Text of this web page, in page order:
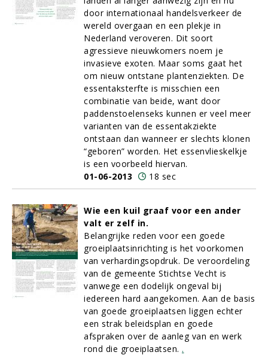
door internationaal handelsverkeer de
wereld overgaan en een plekje in
Nederland veroveren. Dit soort
agressieve nieuwkomers noem je
invasieve exoten. Maar soms gaat het
om nieuw ontstane plantenziekten. De
essentaksterfte is misschien een
combinatie van beide, want door
paddenstoelenseks kunnen er veel meer
varianten van de essentakziekte
ontstaan dan wanneer er slechts klonen
“geboren” worden. Het essenvlieskelkje
is een voorbeeld hiervan.
01-06-2013
18 sec
Wie een kuil graaf voor een ander
valt er zelf in.
Belangrijke reden voor een goede
groeiplaatsinrichting is het voorkomen
van verhardingsopdruk. De veroordeling
van de gemeente Stichtse Vecht is
vanwege een dodelijk ongeval bij
iedereen hard aangekomen. Aan de basis
van goede groeiplaatsen liggen echter
een strak beleidsplan en goede
afspraken over de aanleg van en werk
rond die groeiplaatsen. .